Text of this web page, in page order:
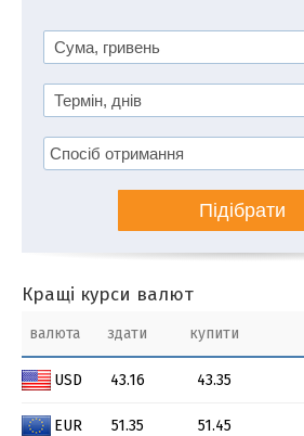
Підібрати
Кращі курси валют
валюта здати купити
USD 43.16 43.35
EUR 51.35 51.45